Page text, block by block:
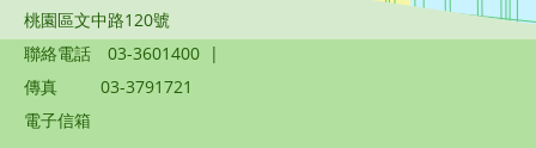
桃園區文中路120號
聯絡電話
03-3601400 |
傳真
03-3791721
電子信箱